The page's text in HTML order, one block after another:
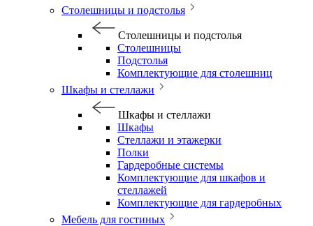
Столешницы и подстолья
Столешницы и подстолья
Столешницы
Подстолья
Комплектующие для столешниц
Шкафы и стеллажи
Шкафы и стеллажи
Шкафы
Стеллажи и этажерки
Полки
Гардеробные системы
Комплектующие для шкафов и
стеллажей
Комплектующие для гардеробных
Мебель для гостиных